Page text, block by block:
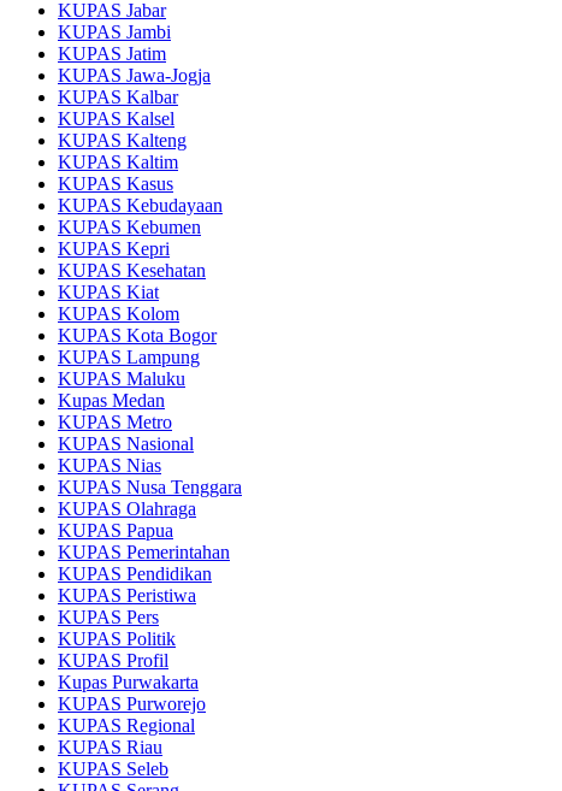
KUPAS Jabar
KUPAS Jambi
KUPAS Jatim
KUPAS Jawa-Jogja
KUPAS Kalbar
KUPAS Kalsel
KUPAS Kalteng
KUPAS Kaltim
KUPAS Kasus
KUPAS Kebudayaan
KUPAS Kebumen
KUPAS Kepri
KUPAS Kesehatan
KUPAS Kiat
KUPAS Kolom
KUPAS Kota Bogor
KUPAS Lampung
KUPAS Maluku
Kupas Medan
KUPAS Metro
KUPAS Nasional
KUPAS Nias
KUPAS Nusa Tenggara
KUPAS Olahraga
KUPAS Papua
KUPAS Pemerintahan
KUPAS Pendidikan
KUPAS Peristiwa
KUPAS Pers
KUPAS Politik
KUPAS Profil
Kupas Purwakarta
KUPAS Purworejo
KUPAS Regional
KUPAS Riau
KUPAS Seleb